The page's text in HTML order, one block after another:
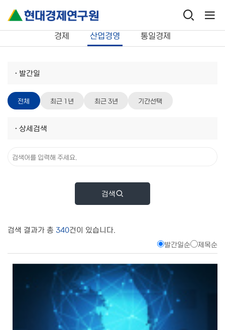
연구보고서
경제 산업경영 통일경제
· 발간일
전체 최근 1년 최근 3년 기간선택
· 상세검색
검색
검색 결과가 총 340건이 있습니다.
발간일순 제목순